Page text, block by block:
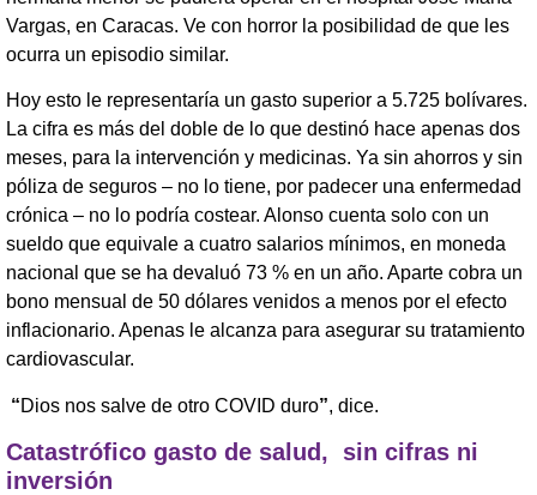
Vargas, en Caracas. Ve con horror la posibilidad de que les
ocurra un episodio similar.
Hoy esto le representaría un gasto superior a 5.725 bolívares.
La cifra es más del doble de lo que destinó hace apenas dos
meses, para la intervención y medicinas. Ya sin ahorros y sin
póliza de seguros – no lo tiene, por padecer una enfermedad
crónica – no lo podría costear. Alonso cuenta solo con un
sueldo que equivale a cuatro salarios mínimos, en moneda
nacional que se ha devaluó 73 % en un año. Aparte cobra un
bono mensual de 50 dólares venidos a menos por el efecto
inflacionario. Apenas le alcanza para asegurar su tratamiento
cardiovascular.
“Dios nos salve de otro COVID duro”, dice.
Catastrófico gasto de salud, sin cifras ni
inversión